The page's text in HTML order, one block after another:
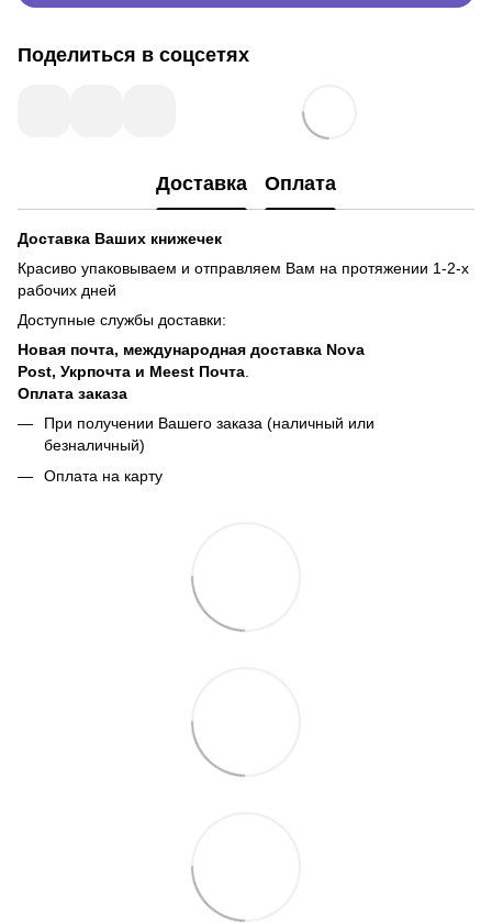
Поделиться в соцсетях
Доставка Оплата
Доставка Ваших книжечек
Красиво упаковываем и отправляем Вам на протяжении 1-2-х
рабочих дней
Доступные службы доставки:
Новая почта, международная доставка Nova
Post, Укрпочта и Meest Почта
Оплата заказа
При получении Вашего заказа (наличный или
безналичный)
Оплата на карту